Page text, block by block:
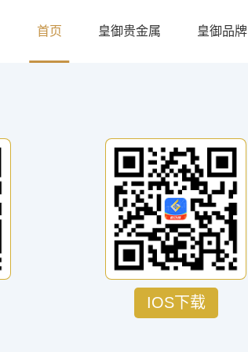
首页 皇御贵金属 皇御品牌
IOS下载